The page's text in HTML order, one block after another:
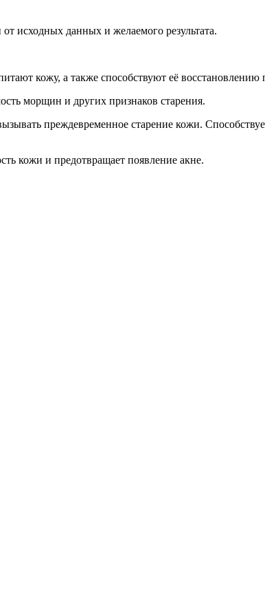
исходных данных и желаемого результата.
кожу, а также способствуют её восстановлению
морщин и других признаков старения.
преждевременное старение кожи.
кожи и предотвращает появление акне.